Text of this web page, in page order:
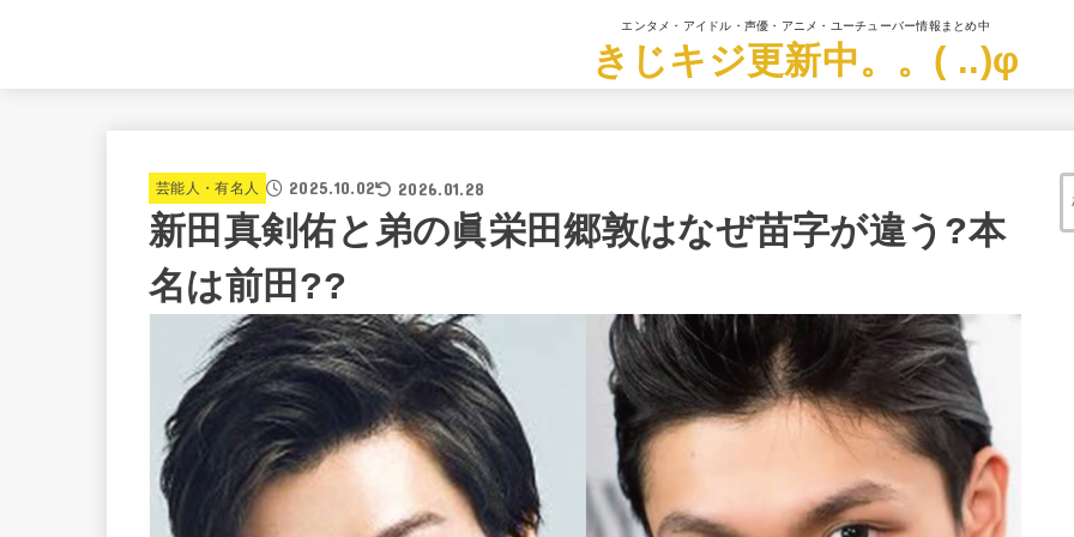
エンタメ・アイドル・声優・アニメ・ユーチューバー情報まとめ中
きじキジ更新中。。( ..)φ
芸能人・有名人 2025.10.02 2026.01.28
新田真剣佑と弟の眞栄田郷敦はなぜ苗字が違う?本
名は前田??